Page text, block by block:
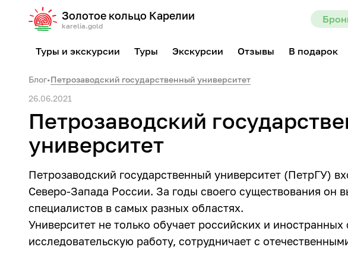
Золотое кольцо Карелии
karelia.gold
Туры и экскурсии Туры Экскурсии Отзывы В подарок
Блог•Петрозаводский государственный университет
26.06.2021
Петрозаводский
университет
Петрозаводский государственный университет (ПетрГУ)
Северо-Запада России. За годы своего существования он
специалистов в самых разных областях.
Университет не только обучает российских и иностранных
исследовательскую работу, сотрудничает с